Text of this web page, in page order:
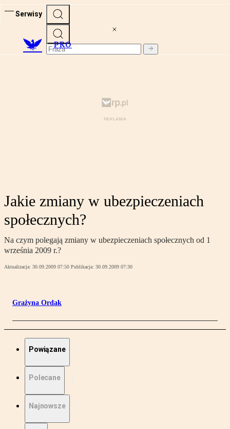
Serwisy
PRO
Jakie zmiany w ubezpieczeniach
społecznych?
Na czym polegają zmiany w ubezpieczeniach społecznych od 1
września 2009 r.?
Aktualizacja: 30.09.2009 07:50 Publikacja: 30.09.2009 07:30
Grażyna Ordak
Powiązane
Polecane
Najnowsze